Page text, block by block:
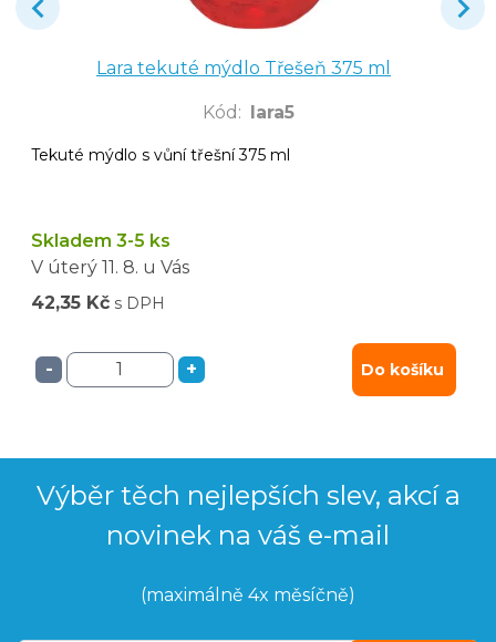
Lara tekuté mýdlo Třešeň 375 ml
Kód : lara5
Tekuté mýdlo s vůní třešní 375 ml
Skladem 3-5 ks
V úterý 11. 8. u Vás
42,35 Kč s DPH
- + Do košíku
Výběr těch nejlepších slev, akcí a
novinek na váš e-mail
(maximálně 4x měsíčně)